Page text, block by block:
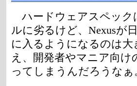
ハードウェアスペック
ルに劣るけど、Nexusが
に入るようになるのは大
え、開発者やマニア向け
ってしまうんだろうなぁ